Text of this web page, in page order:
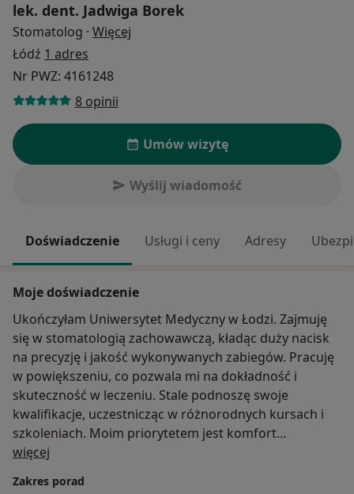
lek. dent. Jadwiga Borek
Stomatolog · Więcej
Łódź 1 adres
Nr PWZ: 4161248
8 opinii
Umów wizytę
Wyślij wiadomość
Doświadczenie Usługi i ceny Adresy
Moje doświadczenie
Ukończyłam Uniwersytet Medyczny w Łodzi. Zajmuję
się w stomatologią zachowawczą, kładąc duży nacisk
na precyzję i jakość wykonywanych zabiegów. Pracuję
w powiększeniu, co pozwala mi na dokładność i
skuteczność w leczeniu. Stale podnoszę swoje
kwalifikacje, uczestnicząc w różnorodnych kursach i
szkoleniach. Moim priorytetem jest komfort
pacjentów oraz ich zdrowe i piękne uśmiechy.
więcej
Zakres porad